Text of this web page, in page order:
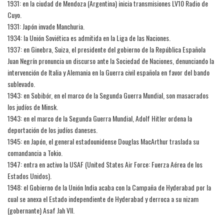
1931: en la ciudad de Mendoza (Argentina) inicia transmisiones LV10 Radio de
Cuyo.
1931: Japón invade Manchuria.
1934: la Unión Soviética es admitida en la Liga de las Naciones.
1937: en Ginebra, Suiza, el presidente del gobierno de la República Española
Juan Negrín pronuncia un discurso ante la Sociedad de Naciones, denunciando la
intervención de Italia y Alemania en la Guerra civil española en favor del bando
sublevado.
1943: en Sobibór, en el marco de la Segunda Guerra Mundial, son masacrados
los judíos de Minsk.
1943: en el marco de la Segunda Guerra Mundial, Adolf Hitler ordena la
deportación de los judíos daneses.
1945: en Japón, el general estadounidense Douglas MacArthur traslada su
comandancia a Tokio.
1947: entra en activo la USAF (United States Air Force: Fuerza Aérea de los
Estados Unidos).
1948: el Gobierno de la Unión India acaba con la Campaña de Hyderabad por la
cual se anexa el Estado independiente de Hyderabad y derroca a su nizam
(gobernante) Asaf Jah VII.